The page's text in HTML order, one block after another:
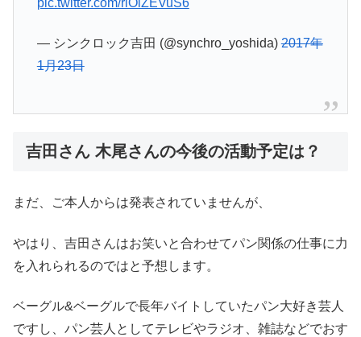
— シンクロック吉田 (@synchro_yoshida)2017年
1月23日
吉田さん 木尾さんの今後の活動予定は？
まだ、ご本人からは発表されていませんが、
やはり、吉田さんはお笑いと合わせてパン関係の仕事に力
を入れられるのではと予想します。
ベーグル&ベーグルで長年バイトしていたパン大好き芸人
ですし、パン芸人としてテレビやラジオ、雑誌などでおす